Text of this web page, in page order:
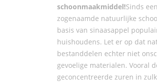
schoonmaakmiddel!Sinds
zogenaamde natuurlijke
basis van sinaasappel
huishoudens. Let er op dat
bestanddelen echter niet
gevoelige materialen. Vooral
geconcentreerde zuren in